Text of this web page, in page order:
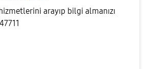
arayıp bilgi almanızı